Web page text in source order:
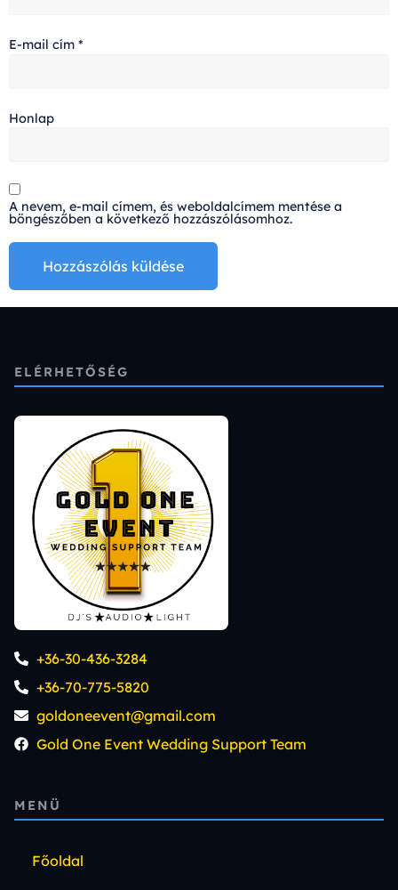
E-mail cím *
Honlap
A nevem, e-mail címem, és weboldalcímem mentése a
böngészőben a következő hozzászólásomhoz.
ELÉRHETŐSÉG
+36-30-436-3284
+36-70-775-5820
goldoneevent@gmail.com
Gold One Event Wedding Support Team
MENÜ
Főoldal